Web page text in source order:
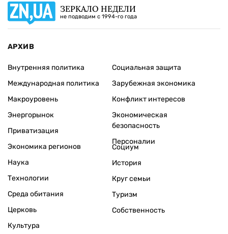
ЗЕРКАЛО НЕДЕЛИ
не подводим с 1994-го года
АРХИВ
Внутренняя политика
Международная политика
Макроуровень
Энергорынок
Приватизация
Экономика регионов
Социальная защита
Зарубежная экономика
Конфликт интересов
Экономическая
безопасность
Персоналии
Наука
Технологии
Среда обитания
Церковь
Культура
Социум
История
Круг семьи
Туризм
Собственность